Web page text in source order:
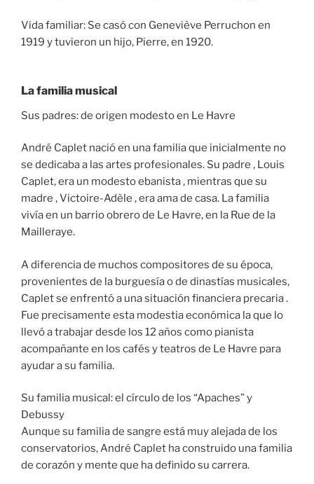
Vida familiar: Se casó con Geneviève Perruchon en
1919 y tuvieron un hijo, Pierre, en 1920.
La familia musical
Sus padres: de origen modesto en Le Havre
André Caplet nació en una familia que inicialmente no
se dedicaba a las artes profesionales. Su padre , Louis
Caplet, era un modesto ebanista , mientras que su
madre , Victoire-Adèle , era ama de casa. La familia
vivía en un barrio obrero de Le Havre, en la Rue de la
Mailleraye.
A diferencia de muchos compositores de su época,
provenientes de la burguesía o de dinastías musicales,
Caplet se enfrentó a una situación financiera precaria .
Fue precisamente esta modestia económica la que lo
llevó a trabajar desde los 12 años como pianista
acompañante en los cafés y teatros de Le Havre para
ayudar a su familia.
Su familia musical: el círculo de los “Apaches” y
Debussy
Aunque su familia de sangre está muy alejada de los
conservatorios, André Caplet ha construido una familia
de corazón y mente que ha definido su carrera.